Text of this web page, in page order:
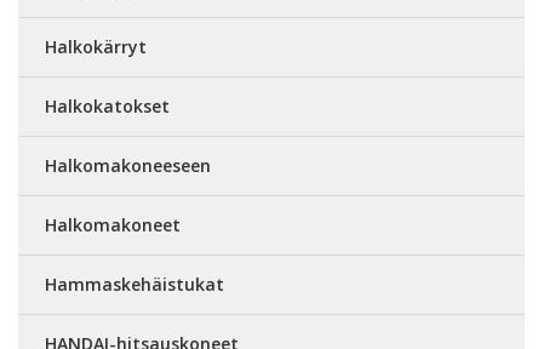
Halkokärryt
Halkokatokset
Halkomakoneeseen
Halkomakoneet
Hammaskehäistukat
HANDAI-hitsauskoneet